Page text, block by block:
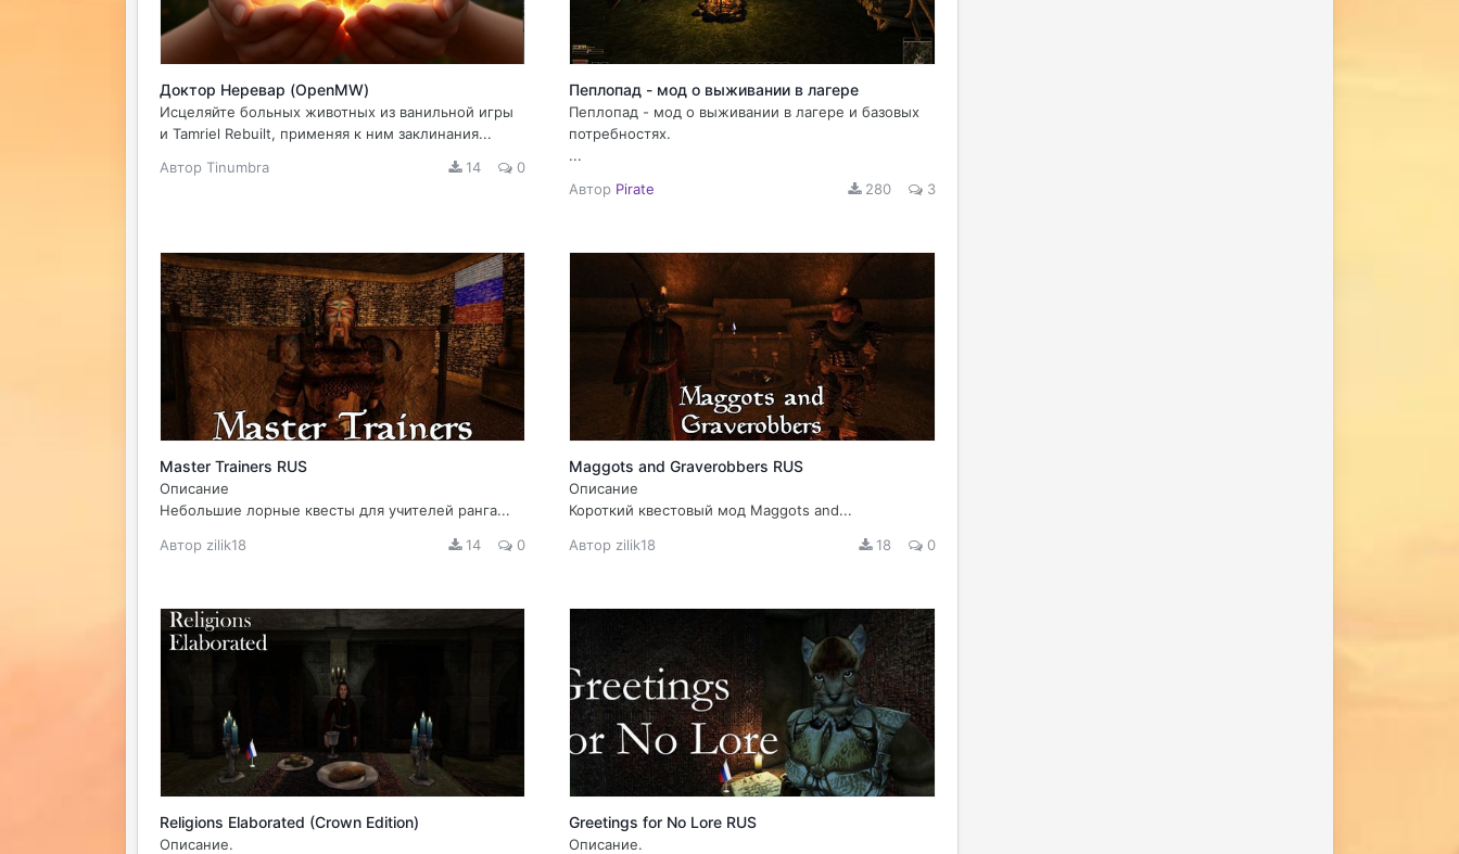
Доктор Неревар (OpenMW)
Исцеляйте больных животных из ванильной игры
и Tamriel Rebuilt, применяя к ним заклинания...
Автор Tinumbra 14 0
Пеплопад - мод о выживании в лагере
Пеплопад - мод о выживании в лагере и базовых
потребностях.
...
Автор Pirate 280 3
Master Trainers RUS
Описание
Небольшие лорные квесты для учителей ранга...
Автор zilik18 14 0
Maggots and Graverobbers RUS
Описание
Короткий квестовый мод Maggots and...
Автор zilik18 18 0
Religions Elaborated (Crown Edition)
Описание.
Greetings for No Lore RUS
Описание.